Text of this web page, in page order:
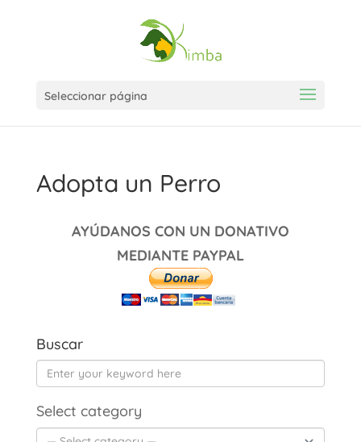
Seleccionar página
Adopta un Perro
AYÚDANOS CON UN DONATIVO
MEDIANTE PAYPAL
Buscar
Select category